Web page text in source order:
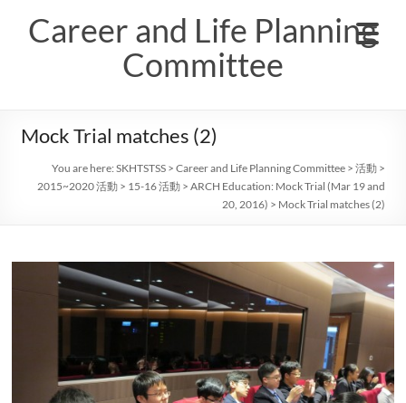
contentCareer and Life Planning
Committee
Mock Trial matches (2)
You are here:SKHTSTSS >Career and Life Planning Committee >活動 >
2015~2020 活動 > 15-16 活動 >ARCH Education: Mock Trial (Mar 19 and
20, 2016) > Mock Trial matches (2)